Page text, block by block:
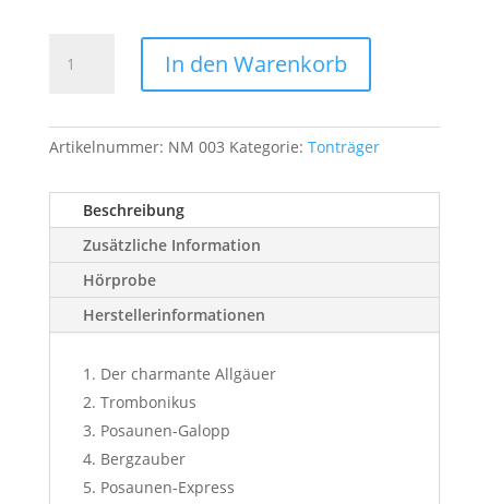
Trombonikus
Menge
In den Warenkorb
Artikelnummer: NM 003 Kategorie: Tonträger
Beschreibung
Zusätzliche Information
Hörprobe
Herstellerinformationen
Der charmante Allgäuer
Trombonikus
Posaunen-Galopp
Bergzauber
Posaunen-Express